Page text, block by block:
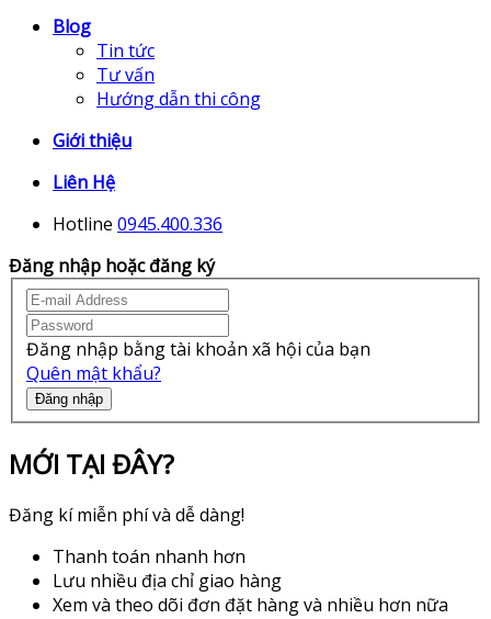
Blog
Tin tức
Tư vấn
Hướng dẫn thi công
Giới thiệu
Liên Hệ
Hotline 0945.400.336
Đăng nhập hoặc đăng ký
Đăng nhập bằng tài khoản xã hội của bạn
Quên mật khẩu?
Đăng nhập
MỚI TẠI ĐÂY?
Đăng kí miễn phí và dễ dàng!
Thanh toán nhanh hơn
Lưu nhiều địa chỉ giao hàng
Xem và theo dõi đơn đặt hàng và nhiều hơn nữa